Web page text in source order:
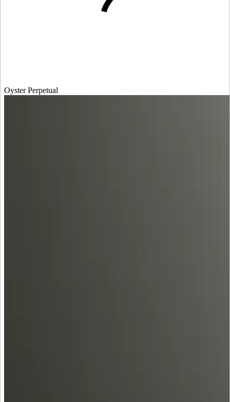
Oyster Perpetual